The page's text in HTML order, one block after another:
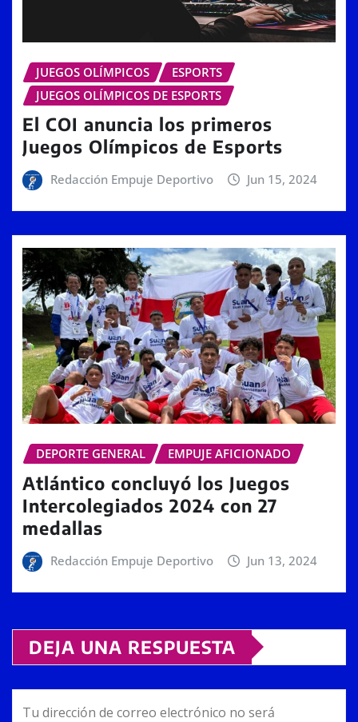
JUEGOS OLÍMPICOS
ESPORTS
JUEGOS OLÍMPICOS DE ESPORTS
El COI anuncia los primeros
Juegos Olímpicos de Esports
Redacción Empuje Deportivo Jun 15, 2024
DEPORTE GENERAL EMPUJE AFICIONADO
Atlántico concluyó los Juegos
Intercolegiados 2024 con 27
medallas
Redacción Empuje Deportivo Jun 13, 2024
DEJA UNA RESPUESTA
Tu dirección de correo electrónico no será